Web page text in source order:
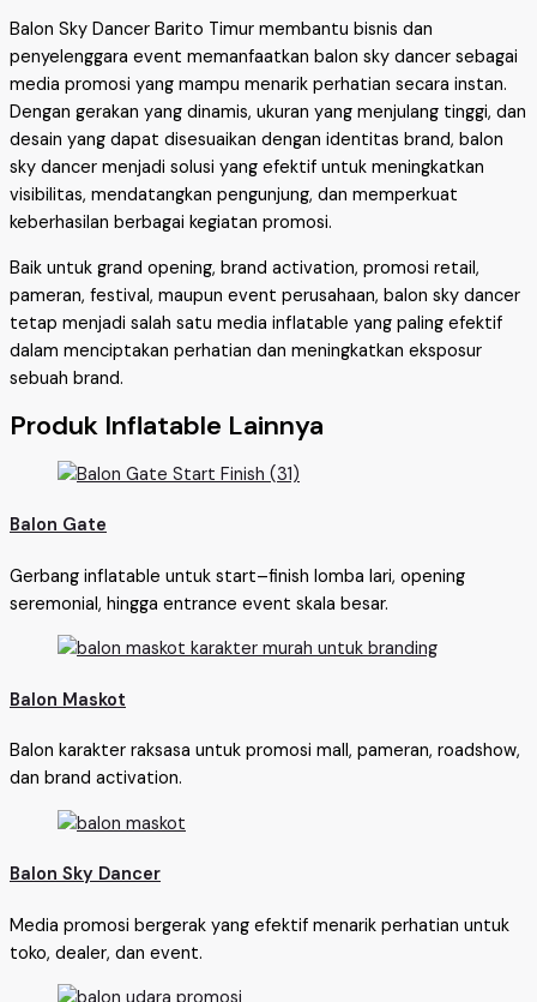
Balon Sky Dancer Barito Timur membantu bisnis dan
penyelenggara event memanfaatkan balon sky dancer sebagai
media promosi yang mampu menarik perhatian secara instan.
Dengan gerakan yang dinamis, ukuran yang menjulang tinggi, dan
desain yang dapat disesuaikan dengan identitas brand, balon
sky dancer menjadi solusi yang efektif untuk meningkatkan
visibilitas, mendatangkan pengunjung, dan memperkuat
keberhasilan berbagai kegiatan promosi.
Baik untuk grand opening, brand activation, promosi retail,
pameran, festival, maupun event perusahaan, balon sky dancer
tetap menjadi salah satu media inflatable yang paling efektif
dalam menciptakan perhatian dan meningkatkan eksposur
sebuah brand.
Produk Inflatable Lainnya
Balon Gate
Gerbang inflatable untuk start–finish lomba lari, opening
seremonial, hingga entrance event skala besar.
Balon Maskot
Balon karakter raksasa untuk promosi mall, pameran, roadshow,
dan brand activation.
Balon Sky Dancer
Media promosi bergerak yang efektif menarik perhatian untuk
toko, dealer, dan event.